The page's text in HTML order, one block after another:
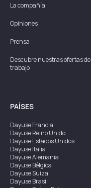
La compañía
Opiniones
Prensa
Descubre nuestras ofertas de
trabajo
PAÍSES
DayuseFrancia
DayuseReino Unido
DayuseEstados Unidos
DayuseItalia
DayuseAlemania
DayuseBélgica
DayuseSuiza
DayuseBrasil